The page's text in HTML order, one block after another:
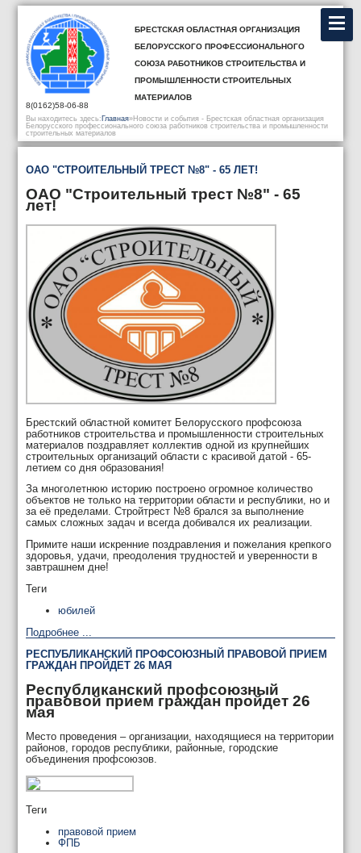
Брестская областная организация
Белорусского профессионального
союза работников строительства и
промышленности строительных
материалов
Вы находитесь здесь: Главная»Новости и события - Брестская областная организация
Белорусского профессионального союза работников строительства и промышленности
строительных материалов
8(0162)58-06-88
ОАО "СТРОИТЕЛЬНЫЙ ТРЕСТ №8" - 65 ЛЕТ!
ОАО "Строительный трест №8" - 65
лет!
Брестский областной комитет Белорусского профсоюза
работников строительства и промышленности строительных
материалов поздравляет коллектив одной из крупнейших
строительных организаций области с красивой датой - 65-
летием со дня образования!
За многолетнюю историю построено огромное количество
объектов не только на территории области и республики, но и
за её пределами. Стройтрест №8 брался за выполнение
самых сложных задач и всегда добивался их реализации.
Примите наши искренние поздравления и пожелания крепкого
здоровья, удачи, преодоления трудностей и уверенности в
завтрашнем дне!
Теги
юбилей
Подробнее ...
РЕСПУБЛИКАНСКИЙ ПРОФСОЮЗНЫЙ ПРАВОВОЙ ПРИЕМ
ГРАЖДАН ПРОЙДЕТ 26 МАЯ
Республиканский профсоюзный
правовой прием граждан пройдет 26
мая
Место проведения – организации, находящиеся на территории
районов, городов республики, районные, городские
объединения профсоюзов.
Теги
правовой прием
ФПБ